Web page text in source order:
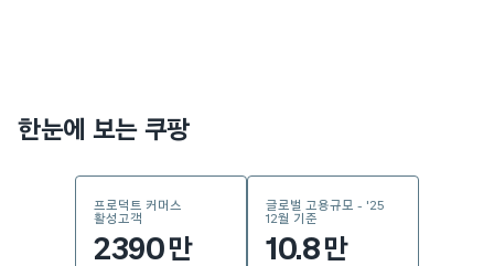
한눈에 보는 쿠팡
프로덕트 커머스
활성고객
2390만
글로벌 고용규모 - '25
12월 기준
10.8만